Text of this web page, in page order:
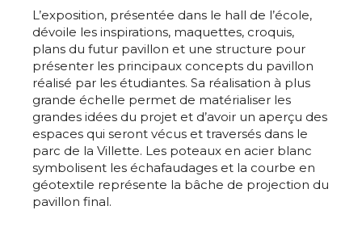
L’exposition, présentée dans le hall de l’école,
dévoile les inspirations, maquettes, croquis,
plans du futur pavillon et une structure pour
présenter les principaux concepts du pavillon
réalisé par les étudiantes. Sa réalisation à plus
grande échelle permet de matérialiser les
grandes idées du projet et d’avoir un aperçu des
espaces qui seront vécus et traversés dans le
parc de la Villette. Les poteaux en acier blanc
symbolisent les échafaudages et la courbe en
géotextile représente la bâche de projection du
pavillon final.